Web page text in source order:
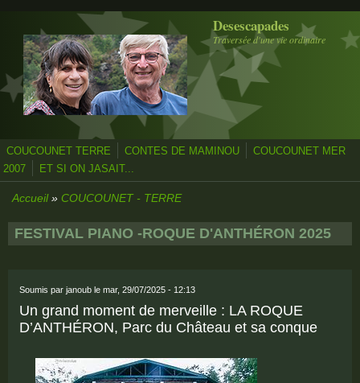
Aller au contenu principal Desescapades
Traversée d'une vie ordinaire
COUCOUNET TERRE CONTES DE MAMINOU
COUCOUNET MER
2007
ET SI ON JASAIT...
Accueil» COUCOUNET - TERRE
FESTIVAL PIANO -ROQUE D'ANTHÉRON 2025
Soumis par janoub le mar, 29/07/2025 - 12:13
Un grand moment de merveille : LA ROQUE
D’ANTHÉRON, Parc du Château et sa conque